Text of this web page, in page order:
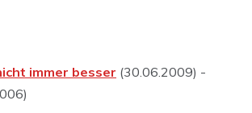
immer besser (30.06.2009) -